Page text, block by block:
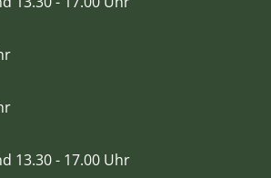
13.30 - 17.00 Uhr